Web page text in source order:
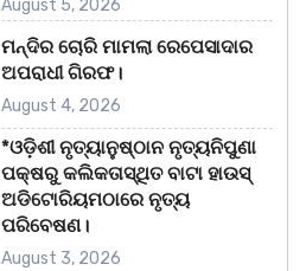
August 5, 2026
ମନ୍ଦିର ଚୋରି ମାମଲା ରେପେସାଦାର
ଅପରାଧୀ ଗିରଫ।
August 4, 2026
*ଓଡ଼ିଶୀ ନୃତ୍ୟାନୁଷ୍ଠାନ ନୃତ୍ୟନିପୁଣା
ପକ୍ଷରୁ କଲିକତାସ୍ଥିତ ବାଟା ହାଉସ୍
ଅଡିଟୋରିୟମଠାରେ ନୃତ୍ୟ
ପରିବେଷଣ।
August 3, 2026